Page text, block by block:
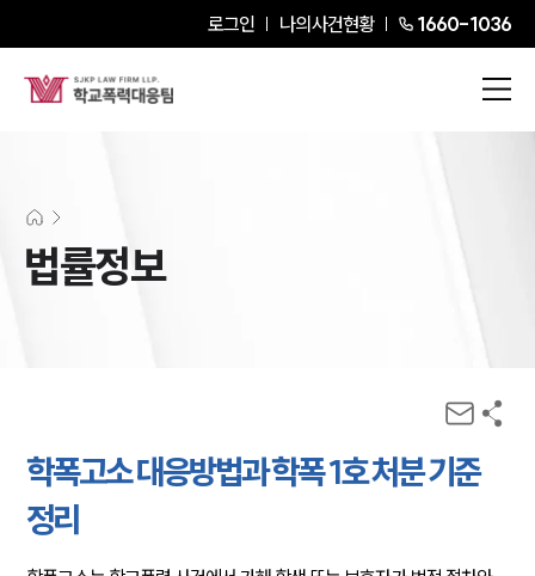
로그인 나의사건현황 1660-1036
법률정보
학폭고소 대응방법과 학폭 1호 처분 기준
정리